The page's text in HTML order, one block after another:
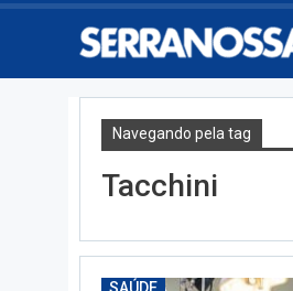
Navegando pela tag
Tacchini
SAÚDE